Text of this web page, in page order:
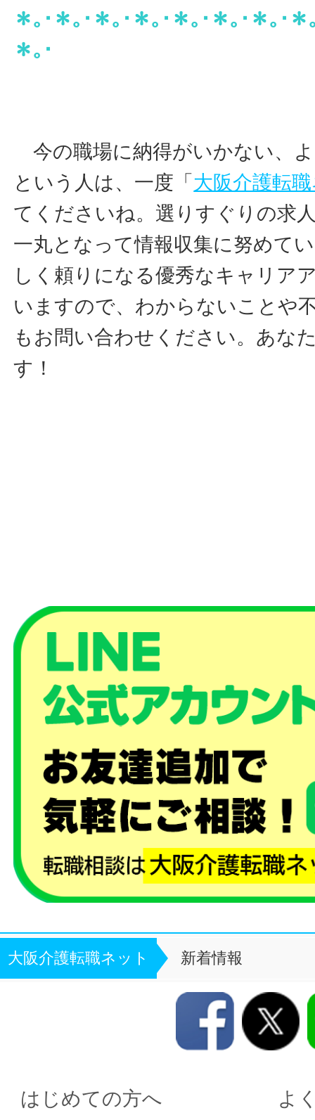
＊｡･＊｡･＊｡･＊｡･＊｡･＊｡･＊｡･
＊｡･
今の職場に納得がいかない、
という人は、一度「 大阪介護転
てくださいね。選りすぐりの求
一丸となって情報収集に努めて
しく頼りになる優秀なキャリア
いますので、わからないことや
もお問い合わせください。あな
す！
大阪介護転職ネット 新着情報
はじめての方へ よ